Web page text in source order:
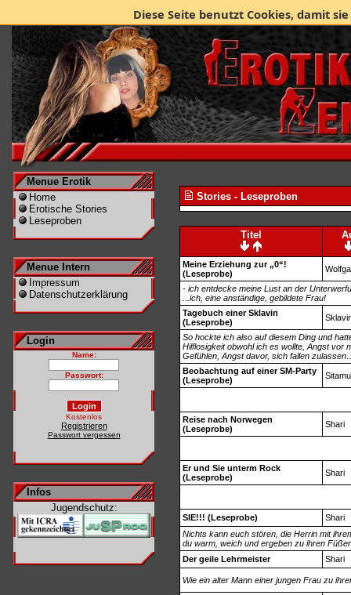
Diese Seite benutzt Cookies, damit
Menue Erotik
Home
Erotische Stories
Leseproben
Menue Intern
Impressum
Datenschutzerklärung
Login
Name:
Passwort:
Kostenlos
Registrieren
Passwort vergessen
Infos
Jugendschutz:
Stories - Leseproben
Titel
Meine Erziehung zur „0“!
(Leseprobe)
- ich entdecke meine Lust an der
...ich, eine anständige, gebildete Frau!
Tagebuch einer Sklavin
(Leseprobe)
So hockte ich also auf diesem Ding und
Hilflosigkeit obwohl ich es wollte, Angst vor
Gefühlen, Angst davor, sich fallen
Beobachtung auf einer SM-Party
(Leseprobe)
Reise nach Norwegen
(Leseprobe)
Shari
Er und Sie unterm Rock
(Leseprobe)
Shari
SIE!!! (Leseprobe)
Shari
Nichts kann euch stören, die Herrin mit
du warm, weich und ergeben zu ihren
Der geile Lehrmeister
Shari
Wie ein alter Mann einer jungen Frau zu